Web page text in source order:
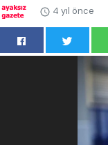
4 yıl önce